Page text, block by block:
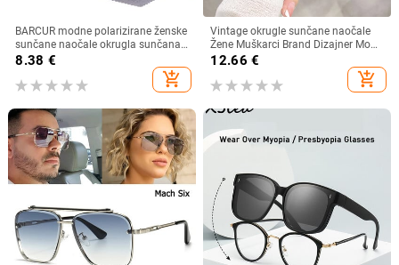
BARCUR modne polarizirane ženske
sunčane naočale okrugla sunčana
stakla dame Lunette De Soleil
8.38 €
add_shopping_cart
Vintage okrugle sunčane naočale
Žene Muškarci Brand Dizajner Moda
Gradient Sunčane naočale Ženske
Muške Retro Punk Hip Hop Gafas
De Sol
12.66 €
add_shopping_cart